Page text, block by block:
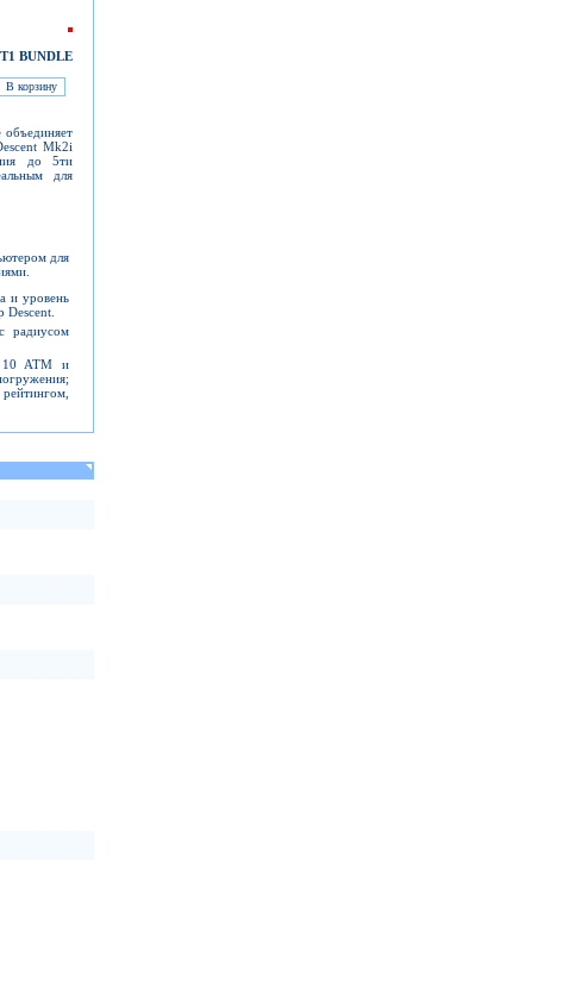
BUNDLE
объединяет
Mk2i
до 5ти
для
для
и уровень
Descent.
радиусом
10 ATM и